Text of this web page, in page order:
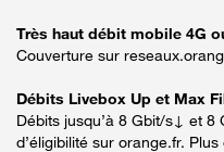
Très haut débit mobile 4G
Couverture sur
Débits Livebox Up et Max
Débits jusqu’à 8 Gbit/s↓ et
d’éligibilité sur orange.fr.